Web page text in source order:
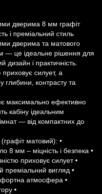
дверима 8 мм графіт
і преміальний стиль
дверима та матового
— це ідеальне рішення для
дизайн і практичність.
силует, а
глибини, контрасту та
максимально ефективно
кабіну ідеальним
— від компактних до
матовий): •
8 мм – міцність і безпека •
приховує силует •
вигляд •
атмосфера •
•